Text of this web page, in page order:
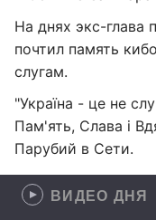
На днях экс-глава
почтил память
слугам.
"Україна - це не
Пам'ять, Слава і
Парубий в Сети.
ВИДЕО ДНЯ